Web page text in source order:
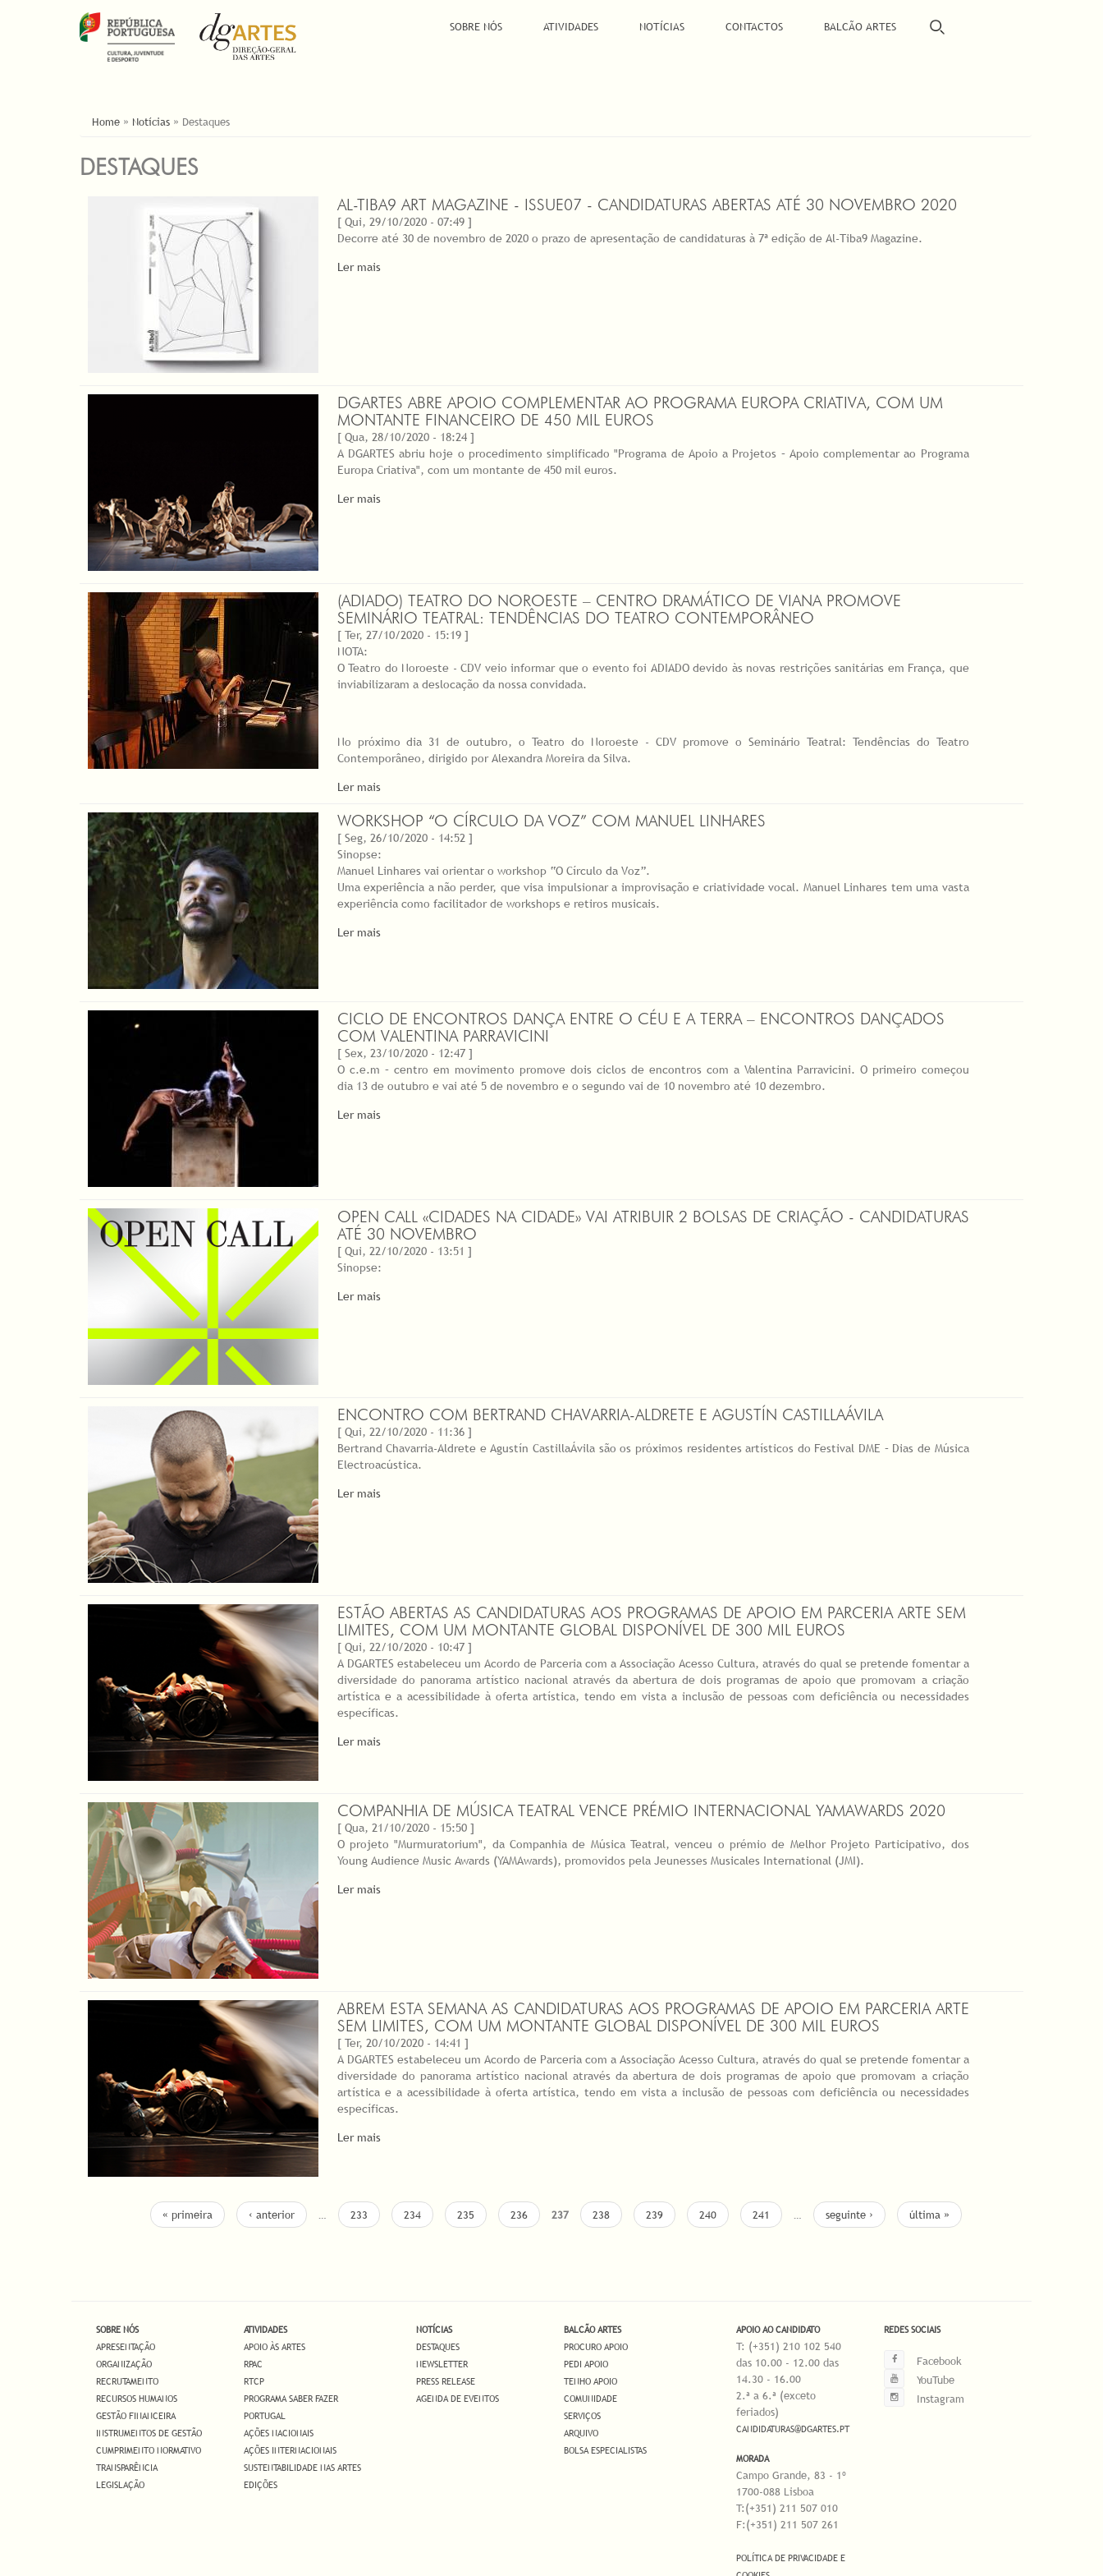
SOBRE NÓS ATIVIDADES NOTÍCIAS CONTACTOS BALCÃO ARTES
ESTÁ AQUI
Home » Notícias » Destaques
DESTAQUES
AL-TIBA9 ART MAGAZINE - ISSUE07 - CANDIDATURAS ABERTAS ATÉ 30 NOVEMBRO 2020
[ Qui, 29/10/2020 - 07:49 ]
Decorre até 30 de novembro de 2020 o prazo de apresentação de candidaturas à 7ª edição de Al-Tiba9 Magazine.
Ler mais
DGARTES ABRE APOIO COMPLEMENTAR AO PROGRAMA EUROPA CRIATIVA, COM UM
MONTANTE FINANCEIRO DE 450 MIL EUROS
[ Qua, 28/10/2020 - 18:24 ]
A DGARTES abriu hoje o procedimento simplificado "Programa de Apoio a Projetos – Apoio complementar ao Programa
Europa Criativa", com um montante de 450 mil euros.
Ler mais
(ADIADO) TEATRO DO NOROESTE – CENTRO DRAMÁTICO DE VIANA PROMOVE
SEMINÁRIO TEATRAL: TENDÊNCIAS DO TEATRO CONTEMPORÂNEO
[ Ter, 27/10/2020 - 15:19 ]
NOTA:
O Teatro do Noroeste - CDV veio informar que o evento foi ADIADO devido às novas restrições sanitárias em França, que
inviabilizaram a deslocação da nossa convidada.
No próximo dia 31 de outubro, o Teatro do Noroeste - CDV promove o Seminário Teatral: Tendências do Teatro
Contemporâneo, dirigido por Alexandra Moreira da Silva.
Ler mais
WORKSHOP “O CÍRCULO DA VOZ” COM MANUEL LINHARES
[ Seg, 26/10/2020 - 14:52 ]
Sinopse:
Manuel Linhares vai orientar o workshop “O Círculo da Voz”.
Uma experiência a não perder, que visa impulsionar a improvisação e criatividade vocal. Manuel Linhares tem uma vasta
experiência como facilitador de workshops e retiros musicais.
Ler mais
CICLO DE ENCONTROS DANÇA ENTRE O CÉU E A TERRA – ENCONTROS DANÇADOS
COM VALENTINA PARRAVICINI
[ Sex, 23/10/2020 - 12:47 ]
O c.e.m – centro em movimento promove dois ciclos de encontros com a Valentina Parravicini. O primeiro começou
dia 13 de outubro e vai até 5 de novembro e o segundo vai de 10 novembro até 10 dezembro.
Ler mais
OPEN CALL «CIDADES NA CIDADE» VAI ATRIBUIR 2 BOLSAS DE CRIAÇÃO - CANDIDATURAS
ATÉ 30 NOVEMBRO
[ Qui, 22/10/2020 - 13:51 ]
Sinopse:
Ler mais
ENCONTRO COM BERTRAND CHAVARRIA-ALDRETE E AGUSTÍN CASTILLA­ÁVILA
[ Qui, 22/10/2020 - 11:36 ]
Bertrand Chavarria-Aldrete e Agustín Castilla­Ávila são os próximos residentes artísticos do Festival DME – Dias de Música
Electroacústica.
Ler mais
ESTÃO ABERTAS AS CANDIDATURAS AOS PROGRAMAS DE APOIO EM PARCERIA ARTE SEM
LIMITES, COM UM MONTANTE GLOBAL DISPONÍVEL DE 300 MIL EUROS
[ Qui, 22/10/2020 - 10:47 ]
A DGARTES estabeleceu um Acordo de Parceria com a Associação Acesso Cultura, através do qual se pretende fomentar a
diversidade do panorama artístico nacional através da abertura de dois programas de apoio que promovam a criação
artística e a acessibilidade à oferta artística, tendo em vista a inclusão de pessoas com deficiência ou necessidades
específicas.
Ler mais
COMPANHIA DE MÚSICA TEATRAL VENCE PRÉMIO INTERNACIONAL YAMAWARDS 2020
[ Qua, 21/10/2020 - 15:50 ]
O projeto "Murmuratorium", da Companhia de Música Teatral, venceu o prémio de Melhor Projeto Participativo, dos
Young Audience Music Awards (YAMAwards), promovidos pela Jeunesses Musicales International (JMI).
Ler mais
ABREM ESTA SEMANA AS CANDIDATURAS AOS PROGRAMAS DE APOIO EM PARCERIA ARTE
SEM LIMITES, COM UM MONTANTE GLOBAL DISPONÍVEL DE 300 MIL EUROS
[ Ter, 20/10/2020 - 14:41 ]
A DGARTES estabeleceu um Acordo de Parceria com a Associação Acesso Cultura, através do qual se pretende fomentar a
diversidade do panorama artístico nacional através da abertura de dois programas de apoio que promovam a criação
artística e a acessibilidade à oferta artística, tendo em vista a inclusão de pessoas com deficiência ou necessidades
específicas.
Ler mais
« primeira ‹ anterior … 233 234 235 236 237 238 239 240 241 … seguinte › última »
SOBRE NÓS
APRESENTAÇÃO
ORGANIZAÇÃO
RECRUTAMENTO
RECURSOS HUMANOS
GESTÃO FINANCEIRA
INSTRUMENTOS DE GESTÃO
CUMPRIMENTO NORMATIVO
TRANSPARÊNCIA
LEGISLAÇÃO
ATIVIDADES
APOIO ÀS ARTES
RPAC
RTCP
PROGRAMA SABER FAZER
PORTUGAL
AÇÕES NACIONAIS
AÇÕES INTERNACIONAIS
SUSTENTABILIDADE NAS ARTES
EDIÇÕES
NOTÍCIAS
DESTAQUES
NEWSLETTER
PRESS RELEASE
AGENDA DE EVENTOS
BALCÃO ARTES
PROCURO APOIO
PEDI APOIO
TENHO APOIO
COMUNIDADE
SERVIÇOS
ARQUIVO
BOLSA ESPECIALISTAS
APOIO AO CANDIDATO
T: (+351) 210 102 540
das 10.00 - 12.00 das
14.30 - 16.00
2.ª a 6.ª (exceto
feriados)
CANDIDATURAS@DGARTES.PT
MORADA
Campo Grande, 83 - 1º
1700-088 Lisboa
T:(+351) 211 507 010
F:(+351) 211 507 261
POLÍTICA DE PRIVACIDADE E
REDES SOCIAIS
Facebook
YouTube
Instagram